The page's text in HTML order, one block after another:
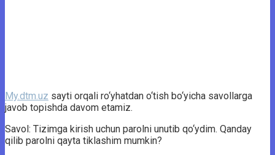
My.dtm.uz sayti orqali ro‘yhatdan o‘tish bo‘yicha savollarga
javob topishda davom etamiz.
Savol: Tizimga kirish uchun parolni unutib qo‘ydim. Qanday
qilib parolni qayta tiklashim mumkin?